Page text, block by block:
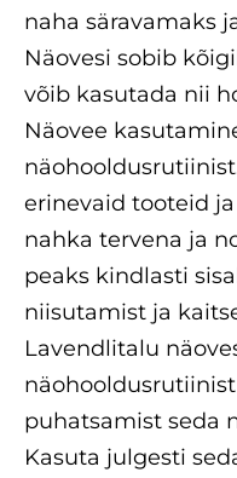
naha säravamaks
Näovesi sobib
võib kasutada nii
Näovee
erinevaid tooteid
nahka tervena ja
peaks kindlasti
niisutamist ja
Lavendlitalu
puhatsamist seda
Kasuta julgesti